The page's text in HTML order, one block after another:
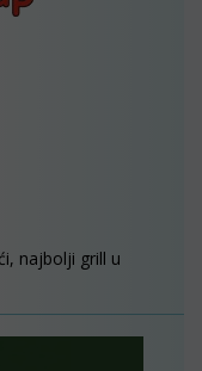
najbolji grill u